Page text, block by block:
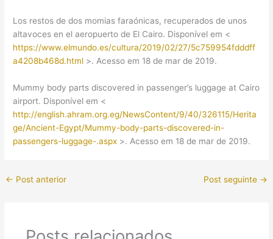
Los restos de dos momias faraónicas, recuperados de unos
altavoces en el aeropuerto de El Cairo. Disponível em <
https://www.elmundo.es/cultura/2019/02/27/5c759954fdddff
a4208b468d.html >. Acesso em 18 de mar de 2019.
Mummy body parts discovered in passenger’s luggage at Cairo
airport. Disponível em <
http://english.ahram.org.eg/NewsContent/9/40/326115/Herita
ge/Ancient-Egypt/Mummy-body-parts-discovered-in-
passengers-luggage-.aspx >. Acesso em 18 de mar de 2019.
← Post anterior Post seguinte →